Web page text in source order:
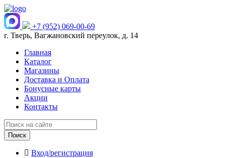
+7 (952) 069-00-69
г. Тверь, Вагжановский переулок, д. 14
Главная
Каталог
Магазины
Доставка и Оплата
Бонусные карты
Акции
Контакты
Поиск
Вход/регистрация